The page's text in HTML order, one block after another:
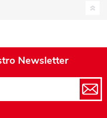
Newsletter